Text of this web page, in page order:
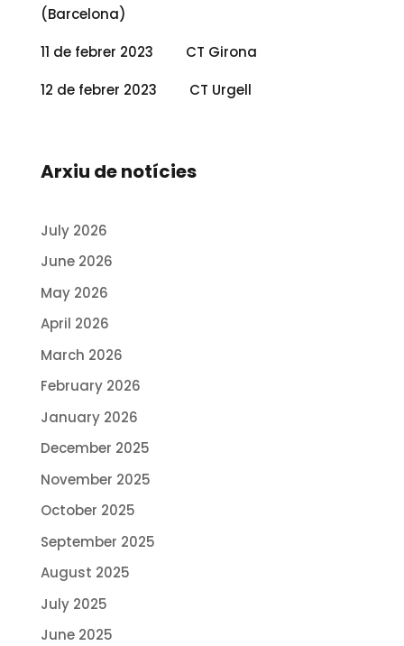
(Barcelona)
11 de febrer 2023 CT Girona
12 de febrer 2023 CT Urgell
Arxiu de notícies
July 2026
June 2026
May 2026
April 2026
March 2026
February 2026
January 2026
December 2025
November 2025
October 2025
September 2025
August 2025
July 2025
June 2025